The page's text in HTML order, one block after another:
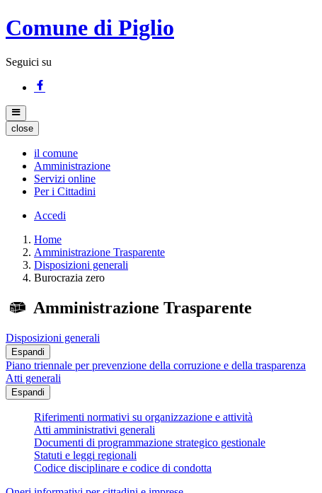
Comune di Piglio
Seguici su
close
il comune
Amministrazione
Servizi online
Per i Cittadini
Accedi
Home
Amministrazione Trasparente
Disposizioni generali
Burocrazia zero
Amministrazione Trasparente
Disposizioni generali
Espandi
Piano triennale per prevenzione della corruzione e della trasparenza
Atti generali
Espandi
Riferimenti normativi su organizzazione e attività
Atti amministrativi generali
Documenti di programmazione strategico gestionale
Statuti e leggi regionali
Codice disciplinare e codice di condotta